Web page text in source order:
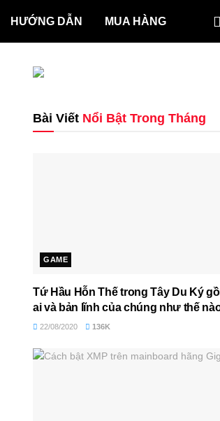
HƯỚNG DẪN MUA HÀNG
Bài Viết Nổi Bật Trong Tháng
GAME
Tứ Hầu Hỗn Thế trong Tây Du Ký
ai và bản lĩnh của chúng như thế
22/08/2020 136K